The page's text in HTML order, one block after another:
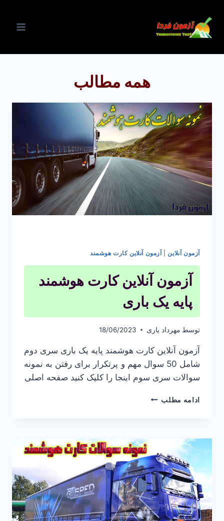
محتوا
همه مطالب
آزمون آنلاین |آزمون آنلاین کارت هوشمند
آزمون آنلاین کارت هوشمند
پایه یک باری
توسط مهرداد یاری 18/06/2023
آزمون آنلاین کارت هوشمند پایه یک باری سری دوم
شامل 50 سوال مهم و پرتکرار برای رفتن به نمونه
سوالات سری سوم اینجا را کلیک کنید صفحه اصلی
ادامه مطلب آزمون
باری